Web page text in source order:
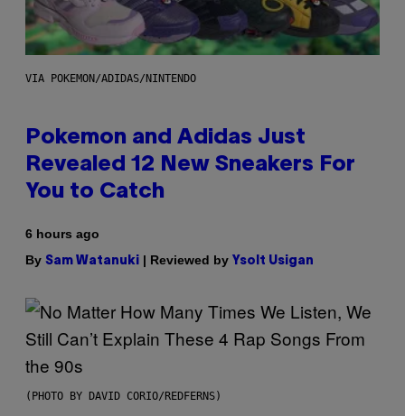
VIA POKEMON/ADIDAS/NINTENDO
Pokemon and Adidas Just
Revealed 12 New Sneakers For
You to Catch
6 hours ago
By Sam Watanuki | Reviewed by Ysolt Usigan
(PHOTO BY DAVID CORIO/REDFERNS)